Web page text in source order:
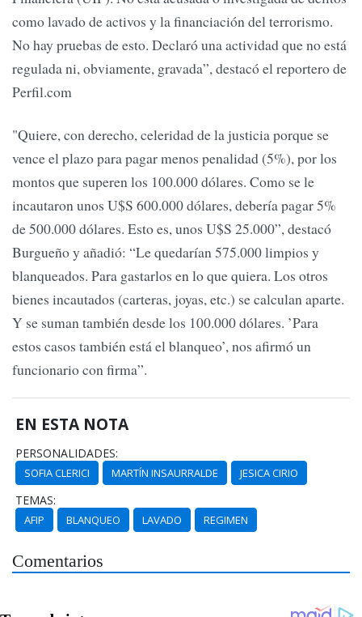
como lavado de activos y la financiación del terrorismo.
No hay pruebas de esto. Declaró una actividad que no está
regulada ni, obviamente, gravada”, destacó el reportero de
Perfil.com
"Quiere, con derecho, celeridad de la justicia porque se
vence el plazo para pagar menos penalidad (5%), por los
montos que superen los 100.000 dólares. Como se le
incautaron unos U$S 600.000 dólares, debería pagar 5%
de 500.000 dólares. Esto es, unos U$S 25.000”, destacó
Burgueño y añadió: “Le quedarían 575.000 limpios y
blanqueados. Para gastarlos en lo que quiera. Los otros
bienes incautados (carteras, joyas, etc.) se calculan aparte.
Y se suman también desde los 100.000 dólares. ’Para
estos casos también está el blanqueo’, nos afirmó un
funcionario con firma”.
EN ESTA NOTA
PERSONALIDADES:
SOFIA CLERICI MARTÍN INSAURRALDE JESICA CIRIO
TEMAS:
AFIP BLANQUEO LAVADO REGIMEN
Comentarios